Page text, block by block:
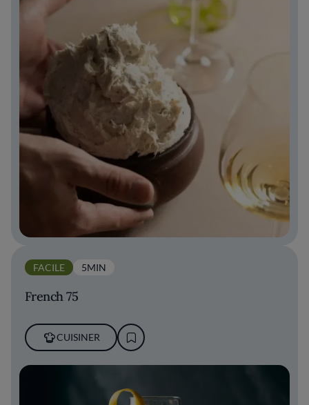
FACILE 5MIN
French 75
CUISINER